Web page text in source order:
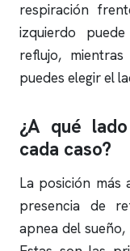
respiración
izquierdo
reflujo,
puedes elegir el
¿A qué
cada caso?
La posición más
presencia de
apnea del sueño,